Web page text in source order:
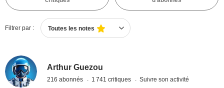
Filtrer par : Toutes les notes
Arthur Guezou
216 abonnés 1 741 critiques Suivre son activité